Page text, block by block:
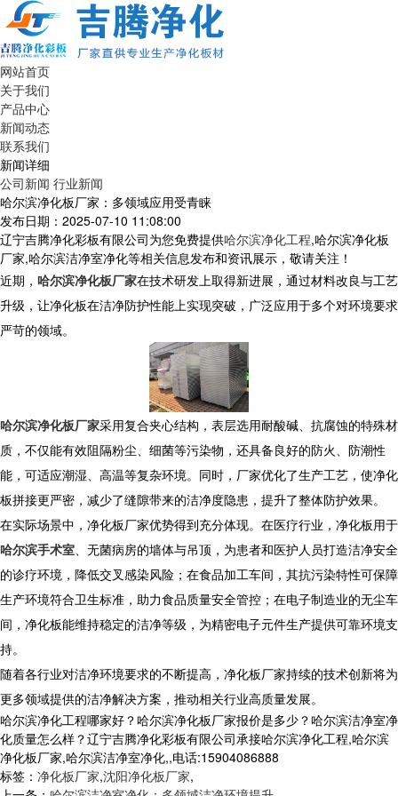
网站首页
关于我们
产品中心
新闻动态
联系我们
新闻详细
公司新闻 行业新闻
哈尔滨净化板厂家：多领域应用受青睐
发布日期：2025-07-10 11:08:00
辽宁吉腾净化彩板有限公司为您免费提供哈尔滨净化工程,哈尔滨净化板
厂家,哈尔滨洁净室净化等相关信息发布和资讯展示，敬请关注！
近期， 哈尔滨净化板厂家在技术研发上取得新进展，通过材料改良与工艺
升级，让净化板在洁净防护性能上实现突破，广泛应用于多个对环境要求
严苛的领域。
哈尔滨净化板厂家采用复合夹心结构，表层选用耐酸碱、抗腐蚀的特殊材
质，不仅能有效阻隔粉尘、细菌等污染物，还具备良好的防火、防潮性
能，可适应潮湿、高温等复杂环境。同时，厂家优化了生产工艺，使净化
板拼接更严密，减少了缝隙带来的洁净度隐患，提升了整体防护效果。​
在实际场景中，净化板厂家优势得到充分体现。在医疗行业，净化板用于
哈尔滨手术室、无菌病房的墙体与吊顶，为患者和医护人员打造洁净安全
的诊疗环境，降低交叉感染风险；在食品加工车间，其抗污染特性可保障
生产环境符合卫生标准，助力食品质量安全管控；在电子制造业的无尘车
间，净化板能维持稳定的洁净等级，为精密电子元件生产提供可靠环境支
持。
​ 随着各行业对洁净环境要求的不断提高，净化板厂家持续的技术创新将为
更多领域提供的洁净解决方案，推动相关行业高质量发展。
哈尔滨净化工程哪家好？哈尔滨净化板厂家报价是多少？哈尔滨洁净室净
化质量怎么样？辽宁吉腾净化彩板有限公司承接哈尔滨净化工程,哈尔滨
净化板厂家,哈尔滨洁净室净化,,电话:15904086888
标签： 净化板厂家,沈阳净化板厂家,